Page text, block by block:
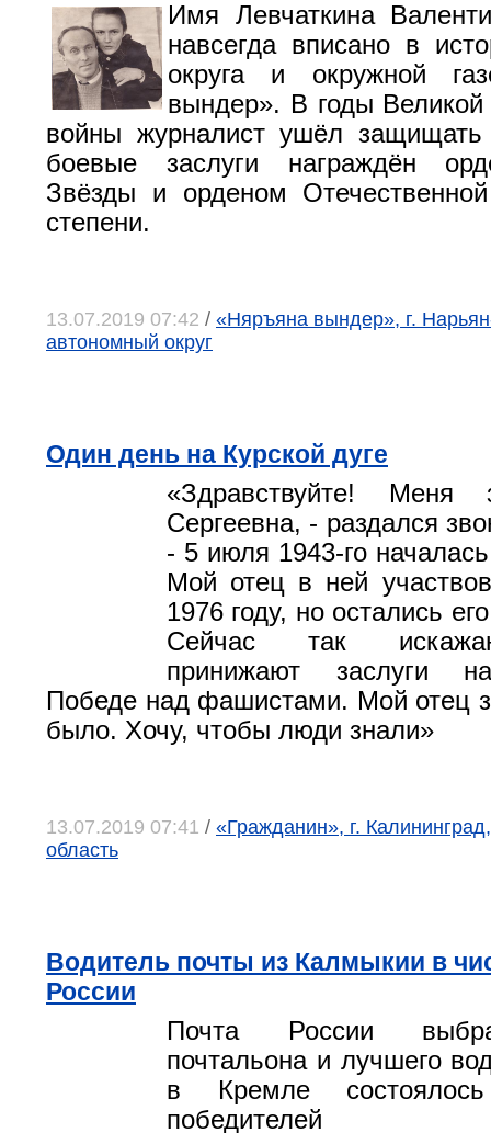
Имя Левчаткина
навсегда вписано в
округа и окружной
вындер». В годы Великой
войны журналист ушёл защищать
боевые заслуги награждён
Звёзды и орденом
степени.
13.07.2019 07:42 / «Няръяна вындер», г.
автономный округ
Один день на Курской дуге
«Здравствуйте! Меня
Сергеевна, - раздался
- 5 июля 1943-го
Мой отец в ней
1976 году, но остались
Сейчас так
принижают заслуги
Победе над фашистами. Мой отец
было. Хочу, чтобы люди знали»
13.07.2019 07:41 / «Гражданин», г.
область
Водитель почты из Калмыкии в
России
Почта России
почтальона и лучшего
в Кремле состоялось
победителей